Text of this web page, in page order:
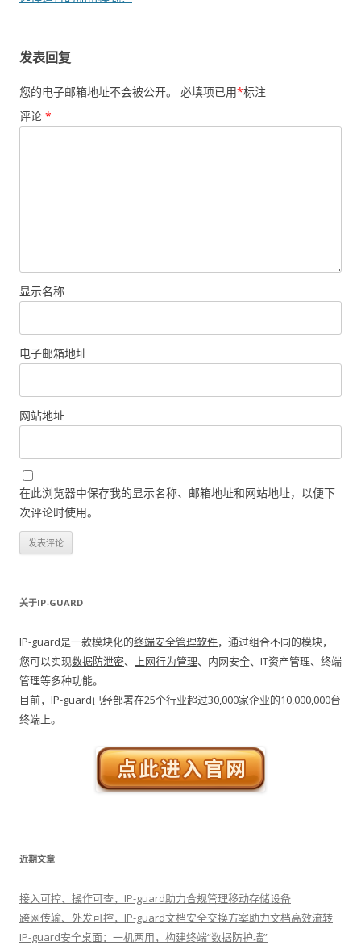
发表回复
您的电子邮箱地址不会被公开。 必填项已用*标注
评论 *
显示名称
电子邮箱地址
网站地址
在此浏览器中保存我的显示名称、邮箱地址和网站地址，以便下
次评论时使用。
关于IP-GUARD
IP-guard是一款模块化的终端安全管理软件，通过组合不同的模块，
您可以实现数据防泄密、 上网行为管理、内网安全、IT资产管理、终端
管理等多种功能。
目前，IP-guard已经部署在25个行业超过30,000家企业的10,000,000台
终端上。
近期文章
接入可控、操作可查，IP-guard助力合规管理移动存储设备
跨网传输、外发可控，IP-guard文档安全交换方案助力文档高效流转
IP-guard安全桌面：一机两用，构建终端“数据防护墙”